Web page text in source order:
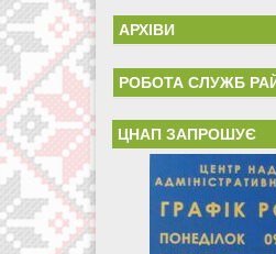
АРХІВИ
РОБОТА СЛУЖБ
ЦНАП ЗАПРОШУЄ